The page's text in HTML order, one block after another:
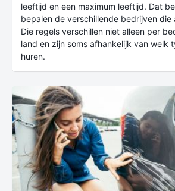
leeftijd en een maximum leeftijd. Dat
bepalen de verschillende bedrijven die
Die regels verschillen niet alleen per
land en zijn soms afhankelijk van welk
huren.